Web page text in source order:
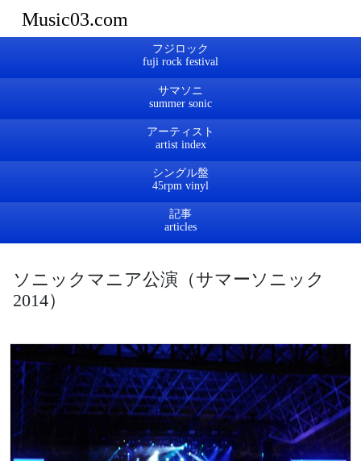
Music03.com
フジロック
サマソニ
アーティスト
シングル盤
記事
ソニックマニア公演（サマーソニック
2014）